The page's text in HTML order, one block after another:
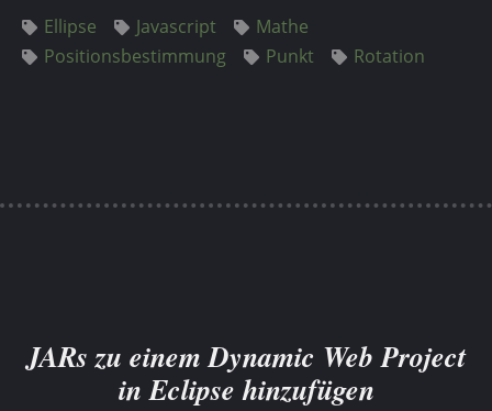
Ellipse Javascript
Mathe
Positionsbestimmung
Punkt Rotation
JARs zu einem Dynamic Web Project
in Eclipse hinzufügen